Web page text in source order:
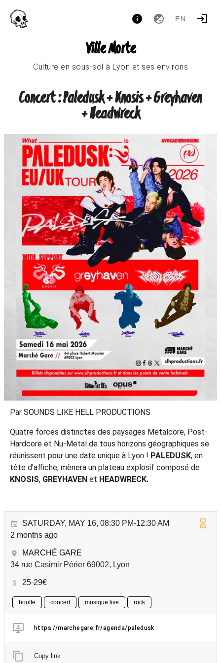
EN
Ville Morte
Culture en sous-sol à Lyon et ses environs
Concert : Paledusk + Knosis + Greyhaven
+ Headwreck
Par SOUNDS LIKE HELL PRODUCTIONS
Quatre forces distinctes des paysages Metalcore, Post-
Hardcore et Nu-Metal de tous horizons géographiques se
réunissent pour une date unique à Lyon ! PALEDUSK, en
tête d’affiche, mènera un plateau explosif composé de
KNOSIS, GREYHAVEN et HEADWRECK.
SATURDAY, MAY 16, 08:30 PM-12:30 AM
2 months ago
MARCHÉ GARE
34 rue Casimir Périer 69002, Lyon
25-29€
bouffe concert musique live rock
https://marchegare.fr/agenda/paledusk
Copy link